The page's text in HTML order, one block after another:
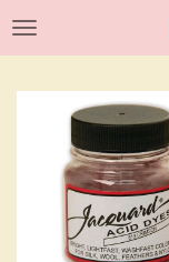
Ga
hoofdinhoud